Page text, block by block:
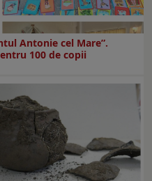
Antonie cel Mare”.
100 de copii